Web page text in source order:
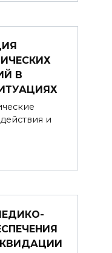
В
и